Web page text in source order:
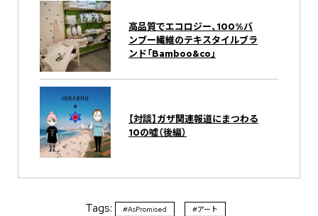
高品質でエコロジー、100%バ
ンブー繊維のテキスタイルブラ
ンド「Bamboo&co」
【対談】ガザ関連報道にまつわる
10の嘘（後編）
Tags: #AsPromised #アート